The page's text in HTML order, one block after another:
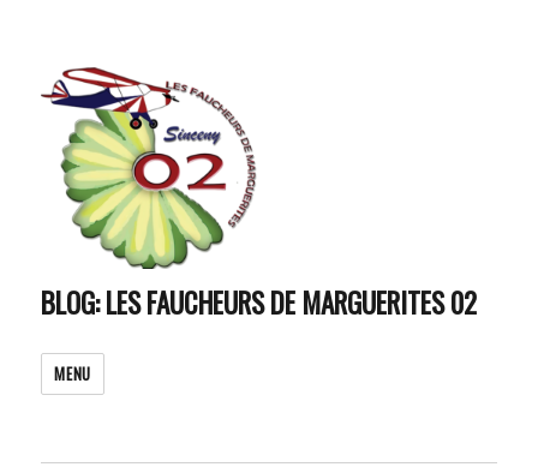
BLOG: LES FAUCHEURS DE MARGUERITES 02
MENU